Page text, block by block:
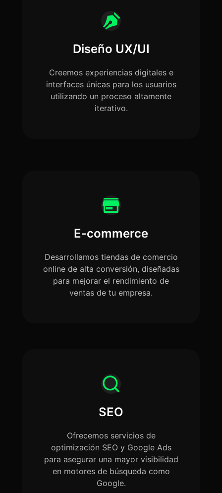
Diseño UX/UI
Creemos experiencias digitales e
interfaces únicas para los usuarios
utilizando un proceso altamente
iterativo.
E-commerce
Desarrollamos tiendas de comercio
online de alta conversión, diseñadas
para mejorar el rendimiento de
ventas de tu empresa.
SEO
Ofrecemos servicios de
optimización SEO y Google Ads
para asegurar una mayor visibilidad
en motores de búsqueda como
Google.